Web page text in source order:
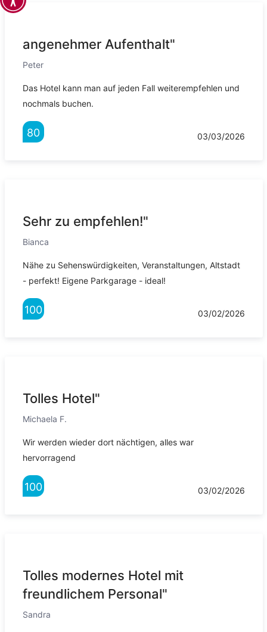
angenehmer Aufenthalt"
Peter
Das Hotel kann man auf jeden Fall weiterempfehlen und
nochmals buchen.
80 03/03/2026
Sehr zu empfehlen!"
Bianca
Nähe zu Sehenswürdigkeiten, Veranstaltungen, Altstadt
- perfekt! Eigene Parkgarage - ideal!
100 03/02/2026
Tolles Hotel"
Michaela F.
Wir werden wieder dort nächtigen, alles war
hervorragend
100 03/02/2026
Tolles modernes Hotel mit
freundlichem Personal"
Sandra